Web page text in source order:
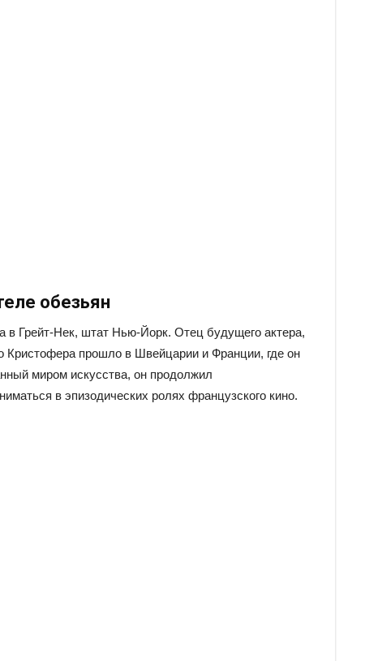
обезьян
в Грейт-Нек, штат Нью-Йорк. Отец будущего актера,
прошло в Швейцарии и Франции, где он
миром искусства, он продолжил
в эпизодических ролях французского кино.